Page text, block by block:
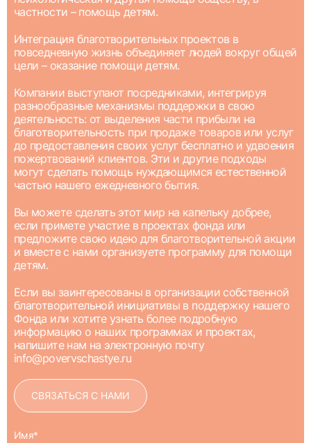
частности – помощь детям.
Интеграция благотворительных проектов в
повседневную жизнь объединяет людей вокруг общей
цели – оказание помощи детям.
Компании выступают посредниками, интегрируя
разнообразные механизмы поддержки в свою
деятельность: от выделения части прибыли на
благотворительность при продаже товаров или услуг
до предоставления своих услуг бесплатно и удвоения
пожертвований клиентов. Эти и другие подходы
могут сделать помощь нуждающимся естественной
частью нашего ежедневного бытия.
Вы можете сделать этот мир на капельку добрее,
если примете участие в проектах фонда или
предложите свою идею для благотворительной акции
и вместе с нами организуете программу для помощи
детям.
Если вы заинтересованы в организации собственной
благотворительной инициативы в поддержку нашего
Фонда или хотите узнать более подробную
информацию о наших программах и проектах,
напишите нам на электронную почту
info@povervschastye.ru
СВЯЗАТЬСЯ С НАМИ